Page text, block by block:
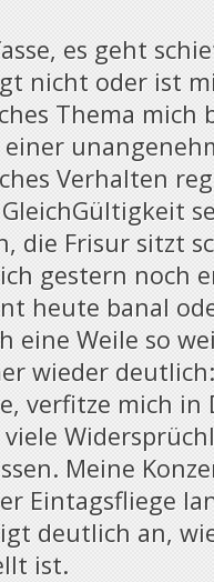
es geht
nicht oder ist
Thema mich
Verhalten
die Frisur sitzt
gestern noch
heute banal
eine Weile so
wieder
verfitze mich in
Meine
Eintagsfliege
deutlich an,
ist.